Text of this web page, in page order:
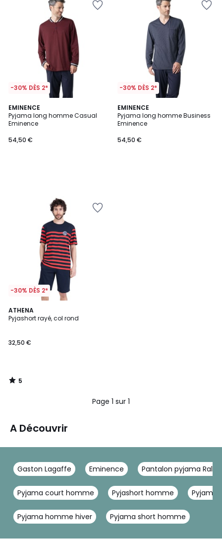
-30% DÈS 2*
EMINENCE
Pyjama long homme Casual
Eminence
54,50 €
-30% DÈS 2*
EMINENCE
Pyjama long homme Business
Eminence
54,50 €
-30% DÈS 2*
ATHENA
Pyjashort rayé, col rond
32,50 €
5
/
5
/
Page 1 sur 1
A Découvrir
Gaston Lagaffe Eminence Pantalon pyjama
Pyjama court homme Pyjashort homme Pyjama
Pyjama homme hiver Pyjama short homme